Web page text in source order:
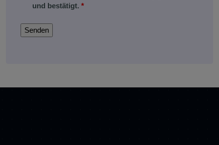
und bestätigt. *